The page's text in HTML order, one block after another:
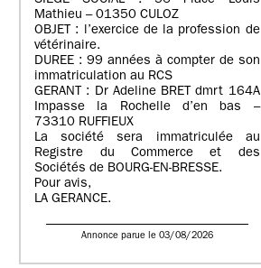
Mathieu – 01350 CULOZ
OBJET : l’exercice de la profession de
vétérinaire.
DUREE : 99 années à compter de son
immatriculation au RCS
GERANT : Dr Adeline BRET dmrt 164A
Impasse la Rochelle d’en bas –
73310 RUFFIEUX
La société sera immatriculée au
Registre du Commerce et des
Sociétés de BOURG-EN-BRESSE.
Pour avis,
LA GERANCE.
Annonce parue le 03/08/2026